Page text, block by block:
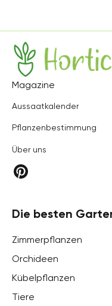
Hortica
Magazine
Aussaatkalender
Pflanzenbestimmung
Über uns
Die besten
Zimmerpflanzen
Orchideen
Kübelpflanzen
Tiere